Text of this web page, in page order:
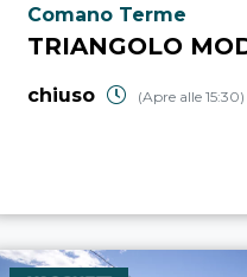
Località punto di
Comano Terme
TRIANGOLO
chiuso (Apre alle 15:30)